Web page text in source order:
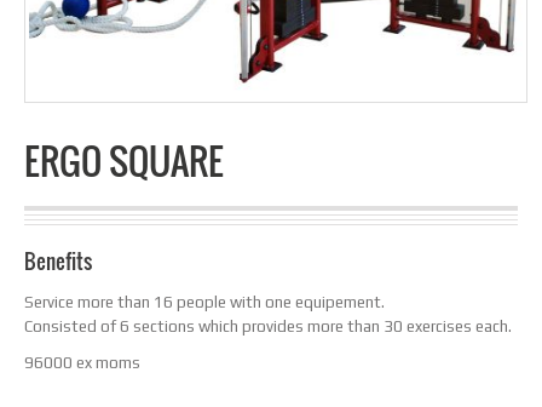
ERGO SQUARE
Benefits
Service more than 16 people with one equipement.
Consisted of 6 sections which provides more than 30 exercises each.
96000 ex moms